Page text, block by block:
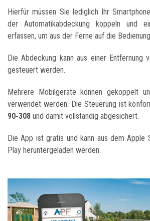
Hierfür müssen Sie lediglich Ihr
der Automatikabdeckung koppeln und
erfassen, um aus der Ferne auf die
Die Abdeckung kann aus einer Entfernung
gesteuert werden.
Mehrere Mobilgeräte können gekoppelt
verwendet werden. Die Steuerung ist
90-308 und damit vollständig abgesichert.
Die App ist gratis und kann aus dem Apple
Play heruntergeladen werden.